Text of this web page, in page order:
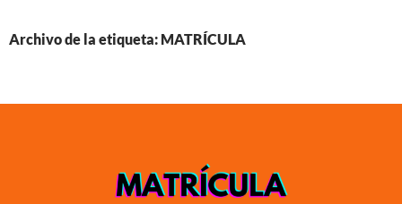
Archivo de la etiqueta: MATRÍCULA